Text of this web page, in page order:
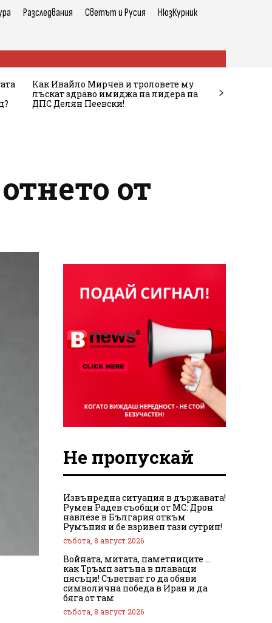
Разследвания Светът и Русия НюзКурник
Как Ивайло Мирчев и троловете му
лъскат здраво имиджа на лидера на
ДПС Делян Пеевски!
от
Не пропускай
Извънредна ситуация в държавата!
Румен Радев съобщи от МС: Дрон
навлезе в България откъм
Румъния и бе взривен тази сутрин!
събота, 8 август 2026
Войната, митата, паметниците …
как Тръмп затъна в плаващи
пясъци! Съветват го да обяви
символична победа в Иран и да
бяга от там
събота, 8 август 2026